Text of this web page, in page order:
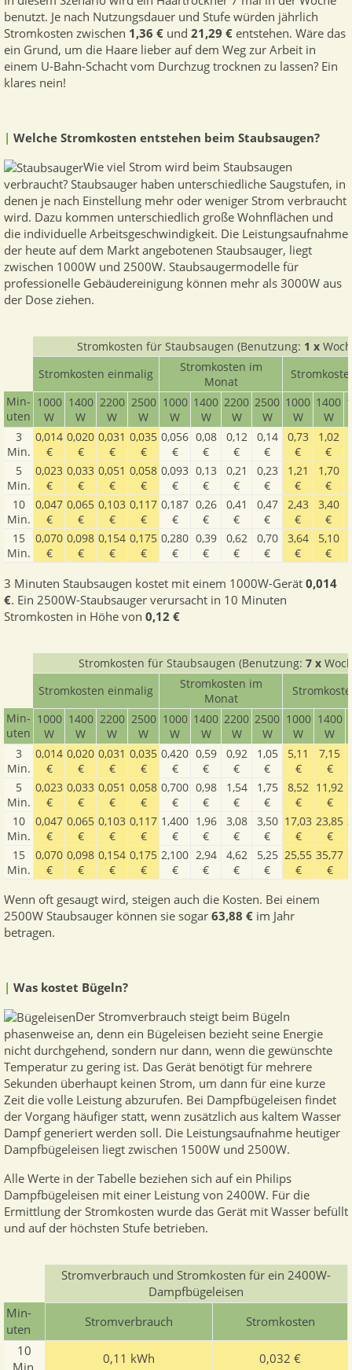
benutzt. Je nach Nutzungsdauer und Stufe würden jährlich
Stromkosten zwischen 1,36 € und 21,29 € entstehen. Wäre das
ein Grund, um die Haare lieber auf dem Weg zur Arbeit in
einem U-Bahn-Schacht vom Durchzug trocknen zu lassen? Ein
klares nein!
| Welche Stromkosten entstehen beim Staubsaugen?
Wie viel Strom wird beim Staubsaugen
verbraucht? Staubsauger haben unterschiedliche Saugstufen, in
denen je nach Einstellung mehr oder weniger Strom verbraucht
wird. Dazu kommen unterschiedlich große Wohnflächen und
die individuelle Arbeitsgeschwindigkeit. Die Leistungsaufnahme
der heute auf dem Markt angebotenen Staubsauger, liegt
zwischen 1000W und 2500W. Staubsaugermodelle für
professionelle Gebäudereinigung können mehr als 3000W aus
der Dose ziehen.
Stromkosten für Staubsaugen (Benutzung: 1 x
Stromkosten einmalig
Stromkosten im
Monat
Min­
uten
1000​
W
1400​
W
2200​
W
2500​
W
1000​
W
1400​
W
2200​
W
2500​
W
1000​
W
1400​
W
3
Min.
0,014
€
0,020
€
0,031
€
0,035
€
0,056
€
0,08
€
0,12
€
0,14
€
0,73
€
1,02
€
5
Min.
0,023
€
0,033
€
0,051
€
0,058
€
0,093
€
0,13
€
0,21
€
0,23
€
1,21
€
1,70
€
10
Min.
0,047
€
0,065
€
0,103
€
0,117
€
0,187
€
0,26
€
0,41
€
0,47
€
2,43
€
3,40
€
15
Min.
0,070
€
0,098
€
0,154
€
0,175
€
0,280
€
0,39
€
0,62
€
0,70
€
3,64
€
5,10
€
3 Minuten Staubsaugen kostet mit einem 1000W-Gerät0,014
€. Ein 2500W-Staubsauger verursacht in 10 Minuten
Stromkosten in Höhe von 0,12 €
Stromkosten für Staubsaugen (Benutzung: 7 x
Stromkosten einmalig
Stromkosten im
Monat
Min­
uten
1000​
W
1400​
W
2200​
W
2500​
W
1000​
W
1400​
W
2200​
W
2500​
W
1000​
W
1400​
W
3
Min.
0,014
€
0,020
€
0,031
€
0,035
€
0,420
€
0,59
€
0,92
€
1,05
€
5,11
€
7,15
€
5
Min.
0,023
€
0,033
€
0,051
€
0,058
€
0,700
€
0,98
€
1,54
€
1,75
€
8,52
€
11,92
€
10
Min.
0,047
€
0,065
€
0,103
€
0,117
€
1,400
€
1,96
€
3,08
€
3,50
€
17,03
€
23,85
€
15
Min.
0,070
€
0,098
€
0,154
€
0,175
€
2,100
€
2,94
€
4,62
€
5,25
€
25,55
€
35,77
€
Wenn oft gesaugt wird, steigen auch die Kosten. Bei einem
2500W Staubsauger können sie sogar63,88 € im Jahr
betragen.
| Was kostet Bügeln?
Der Stromverbrauch steigt beim Bügeln
phasenweise an, denn ein Bügeleisen bezieht seine Energie
nicht durchgehend, sondern nur dann, wenn die gewünschte
Temperatur zu gering ist. Das Gerät benötigt für mehrere
Sekunden überhaupt keinen Strom, um dann für eine kurze
Zeit die volle Leistung abzurufen. Bei Dampfbügeleisen findet
der Vorgang häufiger statt, wenn zusätzlich aus kaltem Wasser
Dampf generiert werden soll. Die Leistungsaufnahme heutiger
Dampfbügeleisen liegt zwischen 1500W und 2500W.
Alle Werte in der Tabelle beziehen sich auf ein Philips
Dampfbügeleisen mit einer Leistung von 2400W. Für die
Ermittlung der Stromkosten wurde das Gerät mit Wasser befüllt
und auf der höchsten Stufe betrieben.
Stromverbrauch und Stromkosten für ein 2400W-
Dampfbügeleisen
Min­
uten
Stromverbrauch
Stromkosten
10
0,11 kWh
0,032 €